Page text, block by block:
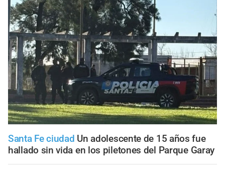
Santa Fe ciudad Un adolescente de 15 años fue
hallado sin vida en los piletones del Parque Garay